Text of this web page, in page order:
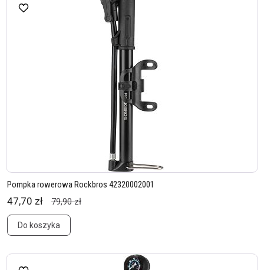
Pompka rowerowa Rockbros 42320002001
47,70 zł 79,90 zł
Do koszyka